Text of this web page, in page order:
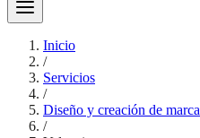
Inicio
/
Servicios
/
Diseño y creación de marca
/